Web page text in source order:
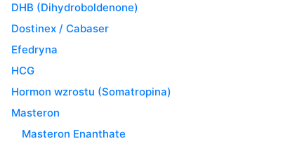
DHB (Dihydroboldenone)
Dostinex / Cabaser
Efedryna
HCG
Hormon wzrostu (Somatropina)
Masteron
Masteron Enanthate